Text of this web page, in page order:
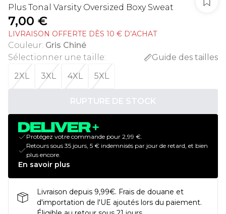
Plus Tonal Varsity Oversized Boxy Sweat
7,00 €
LIVRAISON OFFERTE DÈS 10 € D’ACHAT
Couleur: Gris Chiné
Sélectionner une taille:
Guide des tailles
2XL
3XL 4XL 5XL
RUPTURE DE STOCK
Protégez votre commande pour 2,99 €.
Retours sous 35 jours, 5 € indemnisés par jour de retard, et bien
plus encore.
En savoir plus
Livraison depuis 9,99€. Frais de douane et
d'importation de l'UE ajoutés lors du paiement.